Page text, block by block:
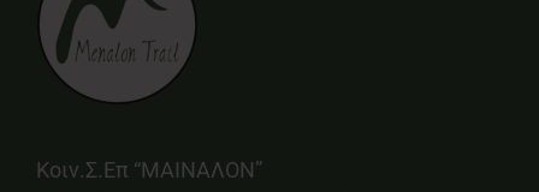
Κοιν.Σ.Επ “ΜΑΙΝΑΛΟΝ”